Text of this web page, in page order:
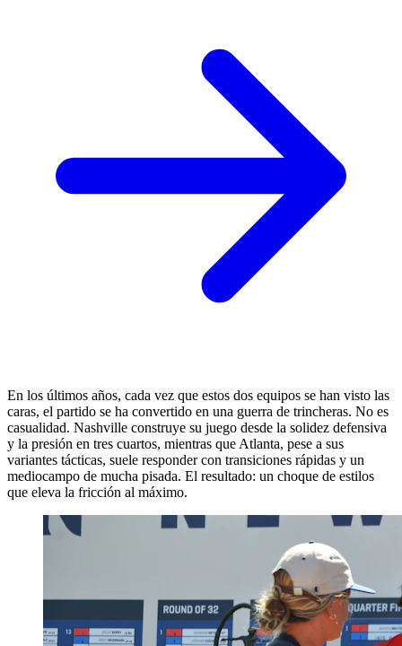
En los últimos años, cada vez que estos dos equipos se han visto las
caras, el partido se ha convertido en una guerra de trincheras. No es
casualidad. Nashville construye su juego desde la solidez defensiva
y la presión en tres cuartos, mientras que Atlanta, pese a sus
variantes tácticas, suele responder con transiciones rápidas y un
mediocampo de mucha pisada. El resultado: un choque de estilos
que eleva la fricción al máximo.